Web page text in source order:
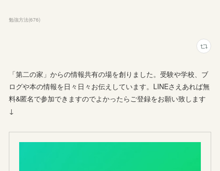
勉強方法(676)
「第二の家」からの情報共有の場を創りました。受験や学校、ブ
ログや本の情報を日々日々お伝えしています。LINEさえあれば無
料&匿名で参加できますのでよかったらご登録をお願い致します
↓